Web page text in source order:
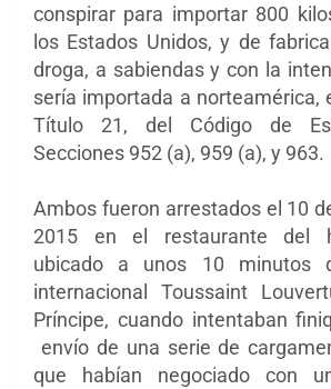
conspirar para importar 800
los Estados Unidos, y de
droga, a sabiendas y con la
sería importada a norteamérica,
Título 21, del Código de
Secciones 952 (a), 959 (a), y 963.
Ambos fueron arrestados el 10
2015 en el restaurante del
ubicado a unos 10 minutos
internacional Toussaint
Príncipe, cuando intentaban
envío de una serie de
que habían negociado con